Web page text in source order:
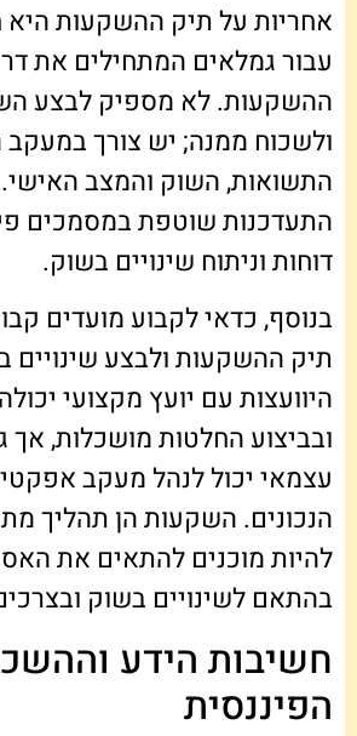
אחריות על תיק ההשקעות היא
עבור גמלאים המתחילים את
ההשקעות. לא מספיק לבצע
ולשכוח ממנה; יש צורך
התשואות, השוק והמצב האישי.
התעדכנות שוטפת במסמכים
דוחות וניתוח שינויים בשוק.
בנוסף, כדאי לקבוע מועדים
תיק ההשקעות ולבצע שינויים
היוועצות עם יועץ מקצועי
ובביצוע החלטות מושכלות,
עצמאי יכול לנהל מעקב
הנכונים. השקעות הן תהליך
להיות מוכנים להתאים את
בהתאם לשינויים בשוק
חשיבות הידע
הפיננסית